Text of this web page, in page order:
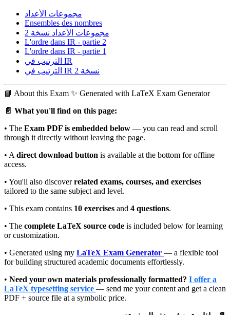
مجموعات الأعداد
Ensembles des nombres
مجموعات الأعداد نسخة 2
L'ordre dans IR - partie 2
L'ordre dans IR - partie 1
الترتيب في IR
الترتيب في IR نسخة 2
📘 About this Exam ✨ Generated with LaTeX Exam Generator
📄 What you'll find on this page:
• The Exam PDF is embedded below — you can read and scroll
through it directly without leaving the page.
• A direct download button is available at the bottom for offline
access.
• You'll also discoverrelated exams, courses, and exercises
tailored to the same subject and level.
• This exam contains 10 exercises and 4 questions.
• The complete LaTeX source code is included below for learning
or customization.
• Generated using my LaTeX Exam Generator — a flexible tool
for building structured academic documents effortlessly.
• Need your own materials professionally formatted? I offer a
LaTeX typesetting service — send me your content and get a clean
PDF + source file at a symbolic price.